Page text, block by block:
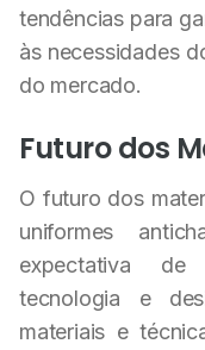
tendências para
às necessidades
do mercado.
Futuro dos
O futuro dos
uniformes
expectativa de
tecnologia e
materiais e